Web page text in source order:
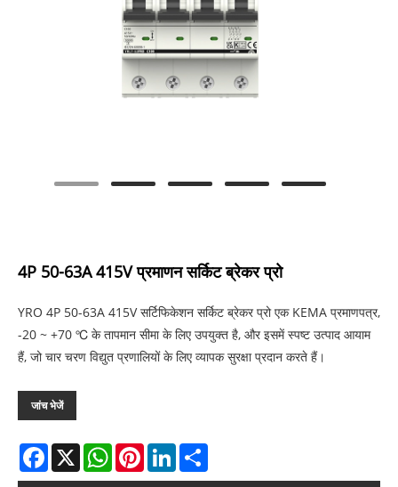
4P 50-63A 415V प्रमाणन सर्किट ब्रेकर प्रो
YRO 4P 50-63A 415V सर्टिफिकेशन सर्किट ब्रेकर प्रो एक KEMA प्रमाणपत्र,
-20 ~ +70 ℃ के तापमान सीमा के लिए उपयुक्त है, और इसमें स्पष्ट उत्पाद आयाम
हैं, जो चार चरण विद्युत प्रणालियों के लिए व्यापक सुरक्षा प्रदान करते हैं।
जांच भेजें
Facebook
X WhatsAppPinterestLinkedIn